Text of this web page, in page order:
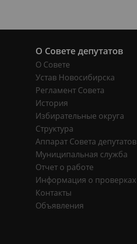
О Совете депутатов
О Совете
Устав Новосибирска
Регламент Совета
История
Избирательные округа
Структура
Аппарат Совета депутатов
Муниципальная служба
Отчет о работе
Информация о проверках
Контакты
Объявления